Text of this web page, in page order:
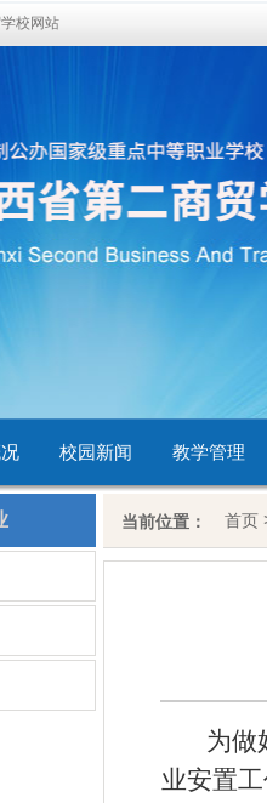
校网站
校园新闻 教学管理
当前位置： 首页
为做
业安置工